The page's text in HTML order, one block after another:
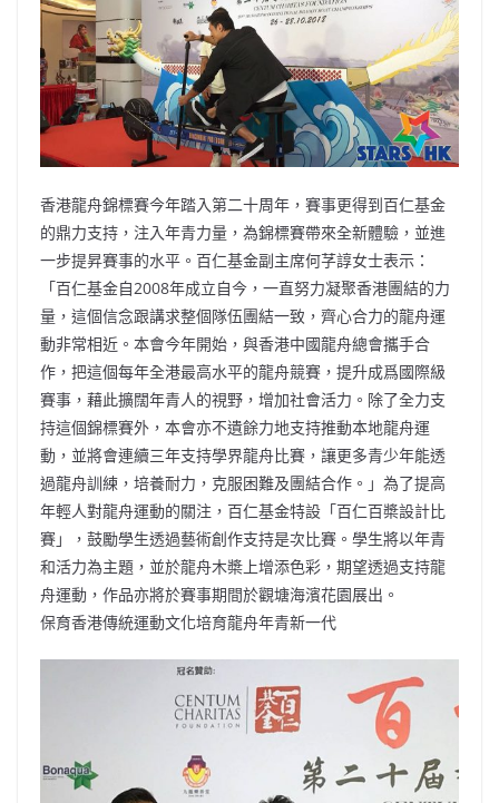
香港龍舟錦標賽今年踏入第二十周年，賽事更得到百仁基金
的鼎力支持，注入年青力量，為錦標賽帶來全新體驗，並進
一步提昇賽事的水平。百仁基金副主席何芓諄女士表示：
「百仁基金自2008年成立自今，一直努力凝聚香港團結的力
量，這個信念跟講求整個隊伍團結一致，齊心合力的龍舟運
動非常相近。本會今年開始，與香港中國龍舟總會攜手合
作，把這個每年全港最高水平的龍舟競賽，提升成爲國際級
賽事，藉此擴闊年青人的視野，增加社會活力。除了全力支
持這個錦標賽外，本會亦不遺餘力地支持推動本地龍舟運
動，並將會連續三年支持學界龍舟比賽，讓更多青少年能透
過龍舟訓練，培養耐力，克服困難及團結合作。」為了提高
年輕人對龍舟運動的關注，百仁基金特設「百仁百槳設計比
賽」，鼓勵學生透過藝術創作支持是次比賽。學生將以年青
和活力為主題，並於龍舟木槳上增添色彩，期望透過支持龍
舟運動，作品亦將於賽事期間於觀塘海濱花園展出。
保育香港傳統運動文化培育龍舟年青新一代